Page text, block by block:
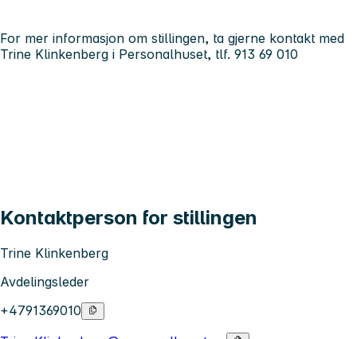
For mer informasjon om stillingen, ta gjerne kontakt med
Trine Klinkenberg i Personalhuset, tlf. 913 69 010
Kontaktperson for stillingen
Trine Klinkenberg
Avdelingsleder
+4791369010